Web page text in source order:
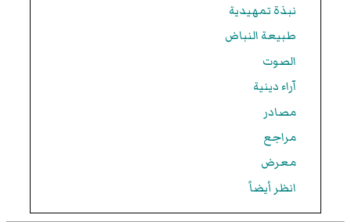
نبذة تمهيدية
طبيعة النباض
الصوت
آراء دينية
مصادر
مراجع
معرض
انظر أيضاً